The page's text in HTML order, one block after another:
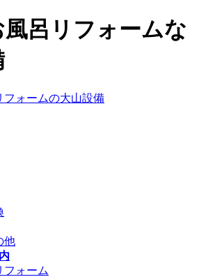
呂リフォームな
他
フォーム